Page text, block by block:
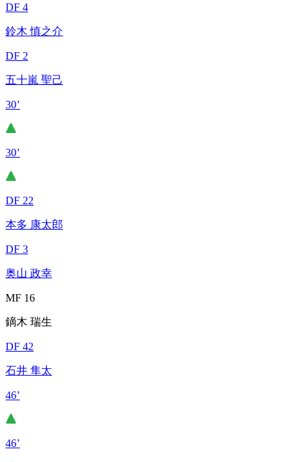
DF 4
鈴木 慎之介
DF 2
五十嵐 聖己
30’
30’
DF 22
本多 康太郎
DF 3
奥山 政幸
MF 16
鏑木 瑞生
DF 42
石井 隼太
46’
46’